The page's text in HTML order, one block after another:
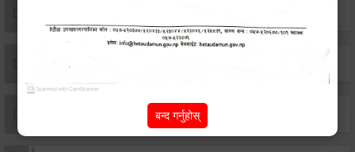
सम्बन्ध विच्छेद दर्ता
बसाइ-सराई जाने/आउने दर्ताबन्द गर्नुहोस्